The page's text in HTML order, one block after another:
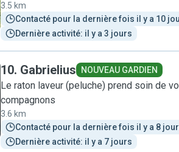
3.5 km
Contacté pour la dernière fois il y a 10
Dernière activité: il y a 3 jours
10. Gabrielius NOUVEAU GARDIEN
Le raton laveur (peluche) prend soin de
compagnons
3.6 km
Contacté pour la dernière fois il y a 8
Dernière activité: il y a 7 jours